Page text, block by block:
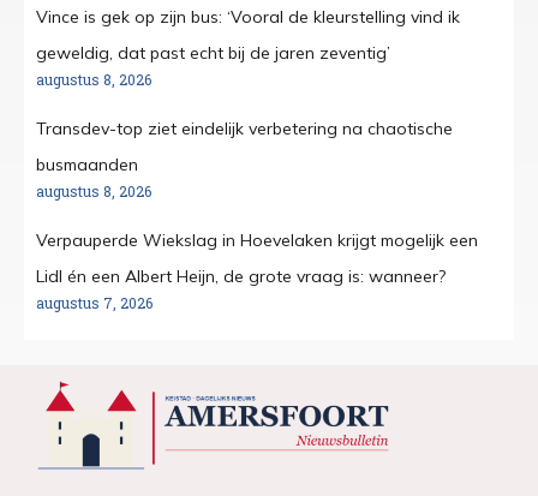
Vince is gek op zijn bus: ‘Vooral de kleurstelling vind ik
geweldig, dat past echt bij de jaren zeventig’
augustus 8, 2026
Transdev-top ziet eindelijk verbetering na chaotische
busmaanden
augustus 8, 2026
Verpauperde Wiekslag in Hoevelaken krijgt mogelijk een
Lidl én een Albert Heijn, de grote vraag is: wanneer?
augustus 7, 2026